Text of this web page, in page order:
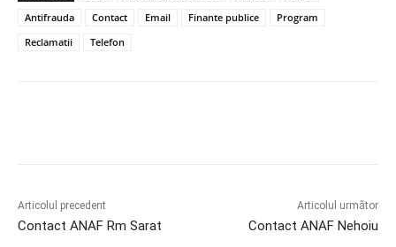
Antifrauda
Contact Email Finante publice
Program
Reclamatii
Telefon
Articolul precedent
Contact ANAF Rm Sarat
Articolul următor
Contact ANAF Nehoiu